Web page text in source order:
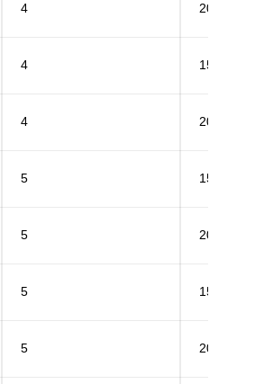
4 20
4 15
4 20
5 15
5 20
5 15
5 20